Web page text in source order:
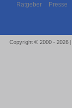
Ratgeber Presse
Copyright © 2000 - 2026